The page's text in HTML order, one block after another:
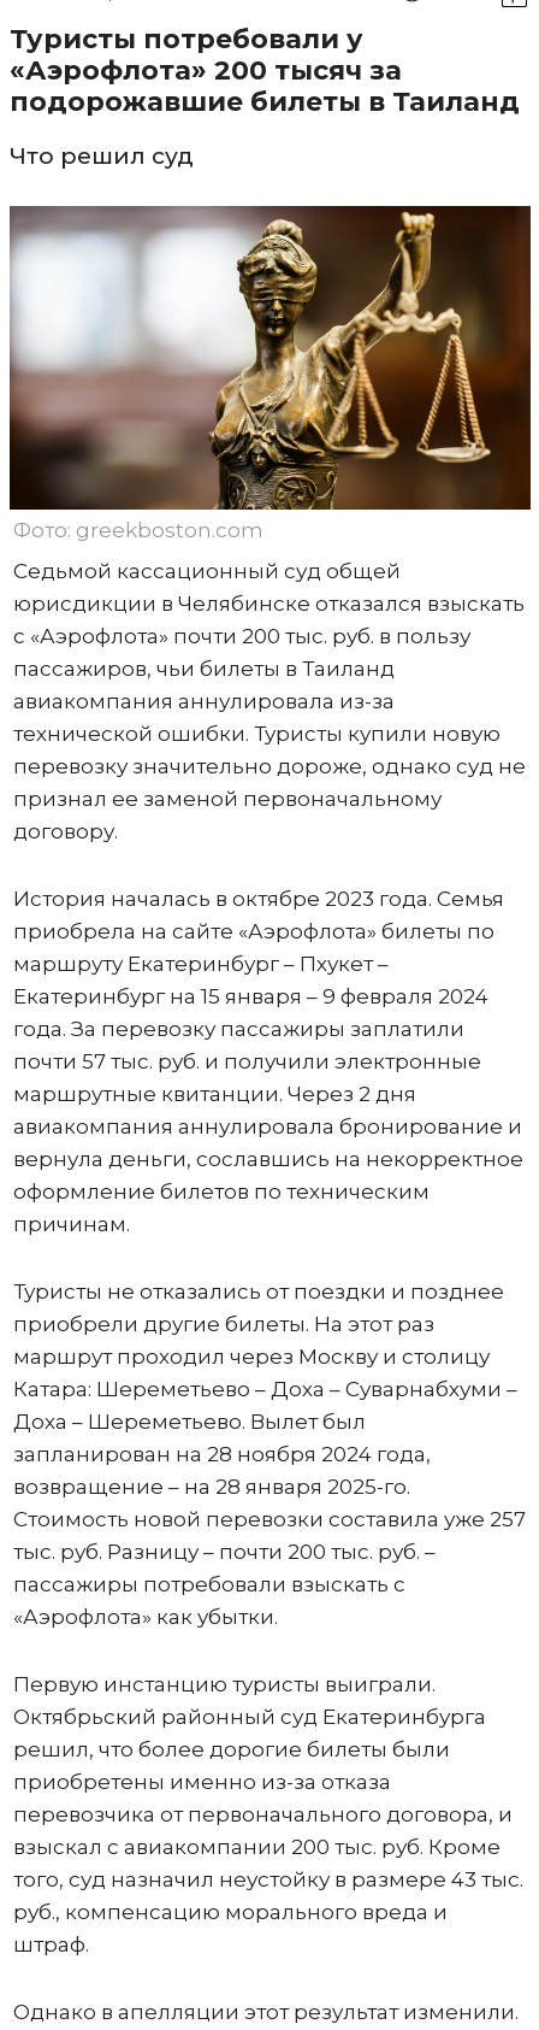
Туристы потребовали у
«Аэрофлота» 200 тысяч за
подорожавшие билеты в Таиланд
Что решил суд
Фото: greekboston.com
Седьмой кассационный суд общей
юрисдикции в Челябинске отказался взыскать
с «Аэрофлота» почти 200 тыс. руб. в пользу
пассажиров, чьи билеты в Таиланд
авиакомпания аннулировала из-за
технической ошибки. Туристы купили новую
перевозку значительно дороже, однако суд не
признал ее заменой первоначальному
договору.
История началась в октябре 2023 года. Семья
приобрела на сайте «Аэрофлота» билеты по
маршруту Екатеринбург – Пхукет –
Екатеринбург на 15 января – 9 февраля 2024
года. За перевозку пассажиры заплатили
почти 57 тыс. руб. и получили электронные
маршрутные квитанции. Через 2 дня
авиакомпания аннулировала бронирование и
вернула деньги, сославшись на некорректное
оформление билетов по техническим
причинам.
Туристы не отказались от поездки и позднее
приобрели другие билеты. На этот раз
маршрут проходил через Москву и столицу
Катара: Шереметьево – Доха – Суварнабхуми –
Доха – Шереметьево. Вылет был
запланирован на 28 ноября 2024 года,
возвращение – на 28 января 2025-го.
Стоимость новой перевозки составила уже 257
тыс. руб. Разницу – почти 200 тыс. руб. –
пассажиры потребовали взыскать с
«Аэрофлота» как убытки.
Первую инстанцию туристы выиграли.
Октябрьский районный суд Екатеринбурга
решил, что более дорогие билеты были
приобретены именно из-за отказа
перевозчика от первоначального договора, и
взыскал с авиакомпании 200 тыс. руб. Кроме
того, суд назначил неустойку в размере 43 тыс.
руб., компенсацию морального вреда и
штраф.
Однако в апелляции этот результат изменили.